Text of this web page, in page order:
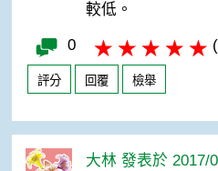
較低。
0
評分 回覆 檢舉
大林 發表於 2017/